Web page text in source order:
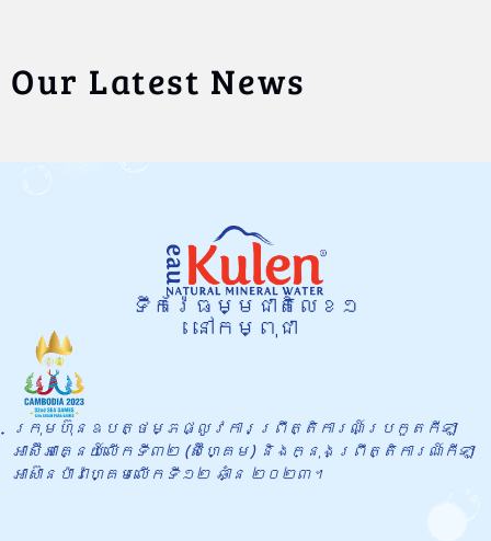
Our Latest News
ទឹករ៉ែធម្មជាតិលេខ១
នៅកម្ពុជា
ក្រុមហ៊ុនឧបត្ថម្ភផ្លូវការព្រឹត្តិការណ៍​ប្រកួតកីឡា
អាស៊ីអាគ្នេយ៍លើកទី៣២ (ស៊ីហ្គេម) និងក្នុង​ព្រឹត្តិការណ៍កីឡា
អាស៊ានប៉ារ៉ាហ្គេមលើកទី១២ ឆាំ្ន ២០២៣។